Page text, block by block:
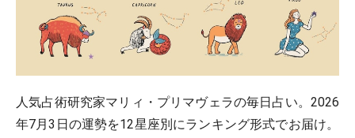
人気占術研究家マリィ・プリマヴェラの毎日占い。2026
年7月3日の運勢を12星座別にランキング形式でお届け。